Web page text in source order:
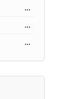
...
...
...